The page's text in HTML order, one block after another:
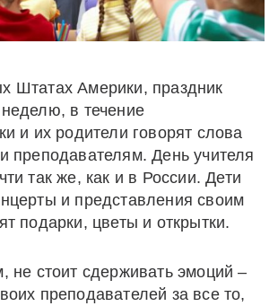
Штатах Америки, праздник
в течение
и их родители говорят слова
преподавателям. День учителя
так же, как и в России. Дети
и представления своим
подарки, цветы и открытки.
не стоит сдерживать эмоций –
преподавателей за все то,